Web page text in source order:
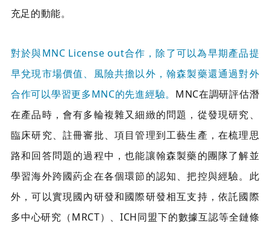
充足的動能。
對於與MNC License out合作，除了可以為早期產品提
早兌現市場價值、風險共擔以外，翰森製藥還通過對外
合作可以學習更多MNC的先進經驗。 MNC在調研評估潛
在產品時，會有多輪複雜又細緻的問題，從發現研究、
臨床研究、註冊審批、項目管理到工藝生產，在梳理思
路和回答問題的過程中，也能讓翰森製藥的團隊了解並
學習海外跨國葯企在各個環節的認知、把控與經驗。此
外，可以實現國內研發和國際研發相互支持，依託國際
多中心研究（MRCT）、ICH同盟下的數據互認等全鏈條